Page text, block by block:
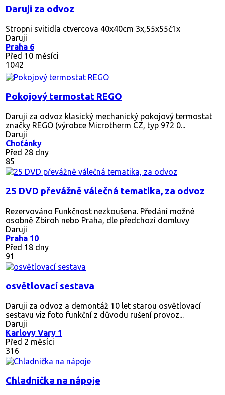
Daruji za odvoz
Stropni svitidla ctvercova 40x40cm 3x,55x55č1x
Daruji
Praha 6
Před 10 měsíci
1042
Pokojový termostat REGO
Daruji za odvoz klasický mechanický pokojový termostat
značky REGO (výrobce Microtherm CZ, typ 972 0...
Daruji
Choťánky
Před 28 dny
85
25 DVD převážně válečná tematika, za odvoz
Rezervováno Funkčnost nezkoušena. Předání možné
osobně Zbiroh nebo Praha, dle předchozí domluvy
Daruji
Praha 10
Před 18 dny
91
osvětlovací sestava
Daruji za odvoz a demontáž 10 let starou osvětlovací
sestavu viz foto funkční z důvodu rušení provoz...
Daruji
Karlovy Vary 1
Před 2 měsíci
316
Chladnička na nápoje